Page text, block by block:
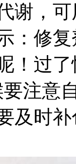
谢，
：修
！过
注意
及时